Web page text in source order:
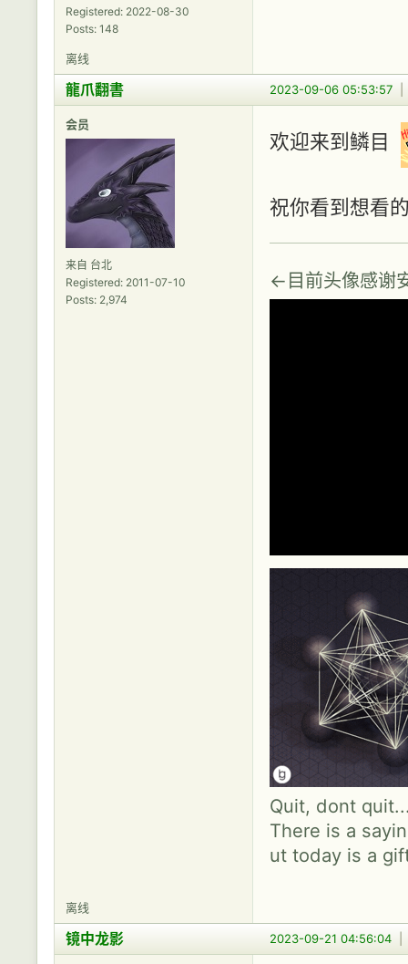
Registered: 2022-08-30
Posts: 148
离线
2023-09-06 05:53:57
龍爪翻書
会员
来自 台北
Registered: 2011-07-10
Posts: 2,974
欢迎来到鳞目
祝你看到想看
←目前头像感谢
Quit, dont
There is a
ut today is a
离线
2023-09-21 04:56:04
镜中龙影